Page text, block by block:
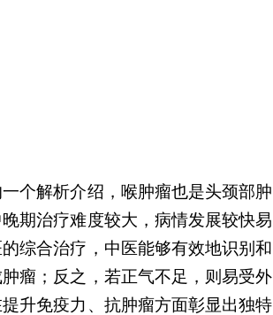
个解析介绍，喉肿瘤也是头颈部肿
期治疗难度较大，病情发展较快易
综合治疗，中医能够有效地识别和
瘤；反之，若正气不足，则易受外
升免疫力、抗肿瘤方面彰显出独特